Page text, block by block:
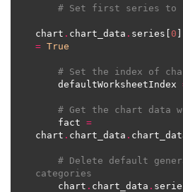
# Set first series to
chart . chart_data . series[ 0
= True
# Set the index of
    defaultWorksheetIndex
# Get the chart data
    fact
=
chart . chart_data .
# Delete default
categories
    chart
. chart_data .